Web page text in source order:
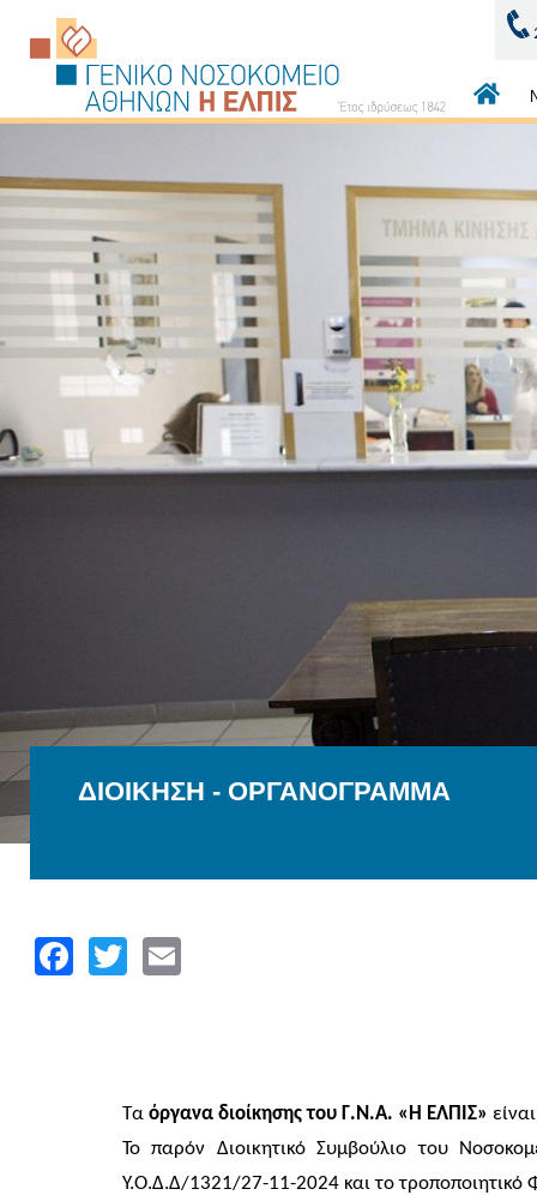
ΔΙΟΙΚΗΣΗ - ΟΡΓΑΝΟΓΡΑΜΜΑ
Facebook
Twitter
Τα όργανα διοίκησης του Γ.Ν.Α. «Η ΕΛΠΙΣ»
Το παρόν Διοικητικό Συμβούλιο του
Υ.Ο.Δ.Δ/1321/27-11-2024 και το